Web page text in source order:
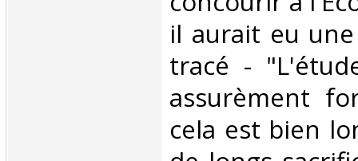
il aurait eu
tracé -
assurèment
cela est bien